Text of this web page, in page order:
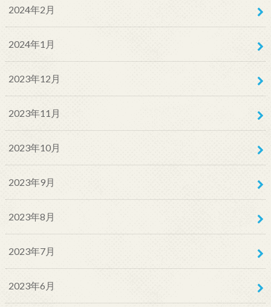
2024年2月
2024年1月
2023年12月
2023年11月
2023年10月
2023年9月
2023年8月
2023年7月
2023年6月